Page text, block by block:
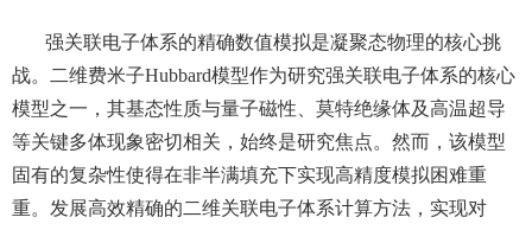
强关联电子体系的精确数值模拟是凝聚态物理的核心挑
战。二维费米子Hubbard模型作为研究强关联电子体系的核心
模型之一，其基态性质与量子磁性、莫特绝缘体及高温超导
等关键多体现象密切相关，始终是研究焦点。然而，该模型
固有的复杂性使得在非半满填充下实现高精度模拟困难重
重。发展高效精确的二维关联电子体系计算方法，实现对